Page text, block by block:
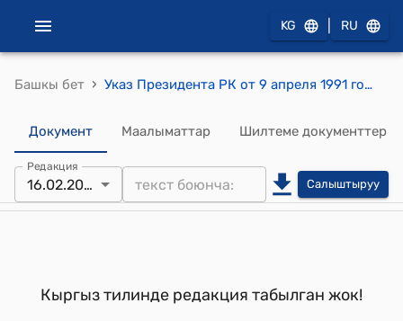
KG RU
Башкы бет › Указ Президента РК от 9 апреля 1991 года УП №139 "О медицинском страховании граждан и улучшении медицинской помощи населению Республики Кыргызстан"
Документ Маалыматтар Шилтеме документтер
Редакция
16.02.2002 Салыштыруу
Кыргыз тилинде редакция табылган жок!